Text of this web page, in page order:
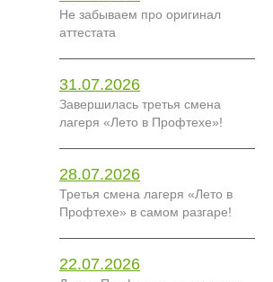
Не забываем про оригинал
аттестата
31.07.2026
Завершилась третья смена
лагеря «Лето в Профтехе»!
28.07.2026
Третья смена лагеря «Лето в
Профтехе» в самом разгаре!
22.07.2026